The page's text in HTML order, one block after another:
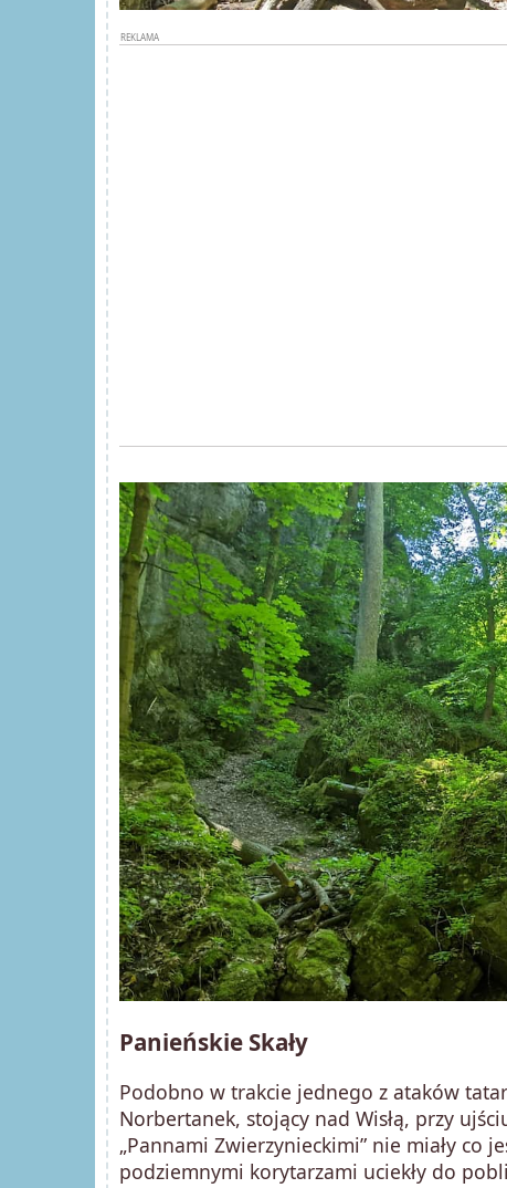
Panieńskie Skały
Podobno w trakcie jednego z ataków
Norbertanek, stojący nad Wisłą, przy
„Pannami Zwierzynieckimi” nie miały co
podziemnymi korytarzami uciekły do